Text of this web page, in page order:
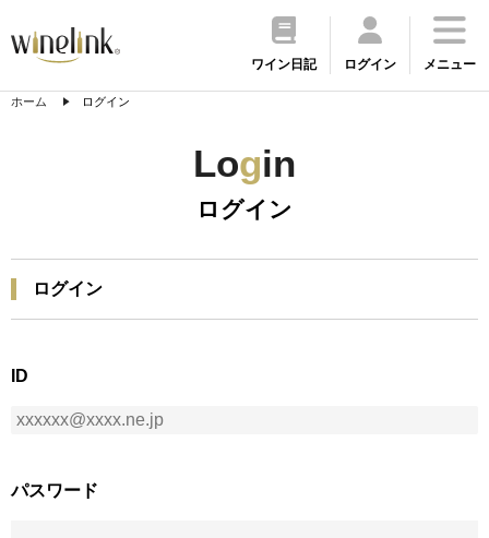
ワイン日記 ログイン メニュー
ホーム ログイン
Login
ログイン
ログイン
ID
パスワード